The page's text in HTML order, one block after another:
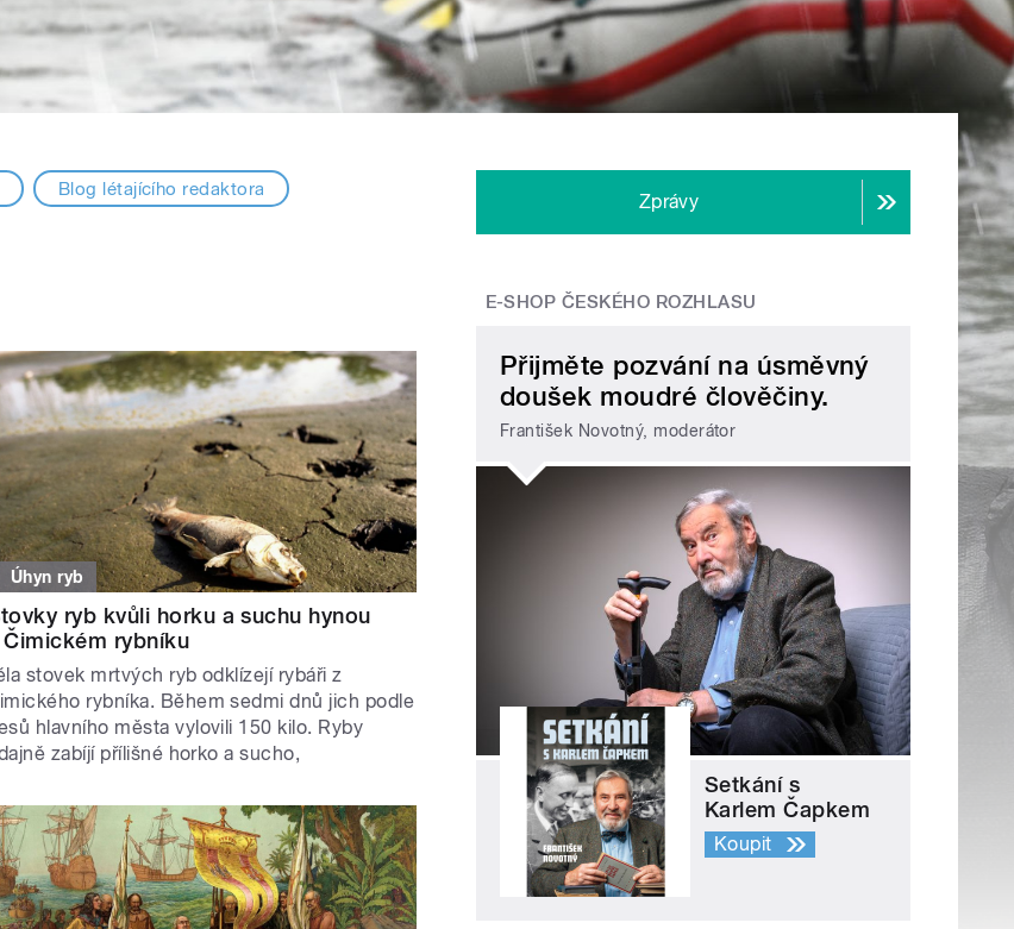
Blog létajícího redaktora
Úhyn ryb
ryb kvůli horku a suchu hynou
Čimickém rybníku
stovek mrtvých ryb odklízejí rybáři z
rybníka. Během sedmi dnů jich podle
hlavního města vylovili 150 kilo. Ryby
zabíjí přílišné horko a sucho,
Zprávy
E-SHOP ČESKÉHO ROZHLASU
Přijměte pozvání na úsměvný
doušek moudré člověčiny.
František Novotný, moderátor
Setkání s
Karlem Čapkem
Koupit